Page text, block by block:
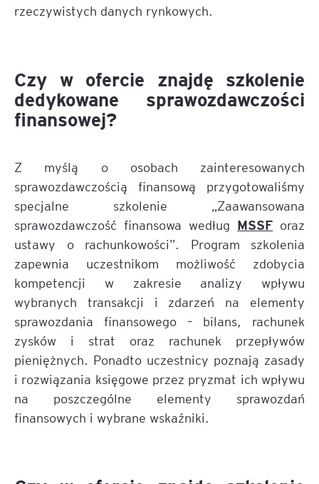
rzeczywistych danych rynkowych.
Czy w ofercie znajdę szkolenie
dedykowane sprawozdawczości
finansowej?
Z myślą o osobach zainteresowanych
sprawozdawczością finansową przygotowaliśmy
specjalne szkolenie „Zaawansowana
sprawozdawczość finansowa według MSSF oraz
ustawy o rachunkowości”. Program szkolenia
zapewnia uczestnikom możliwość zdobycia
kompetencji w zakresie analizy wpływu
wybranych transakcji i zdarzeń na elementy
sprawozdania finansowego – bilans, rachunek
zysków i strat oraz rachunek przepływów
pieniężnych. Ponadto uczestnicy poznają zasady
i rozwiązania księgowe przez pryzmat ich wpływu
na poszczególne elementy sprawozdań
finansowych i wybrane wskaźniki.